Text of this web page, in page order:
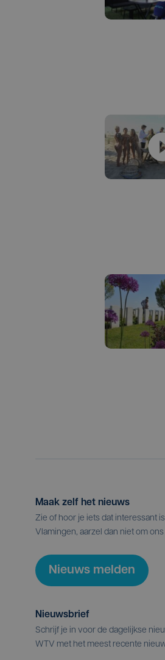
Maak zelf het nieuws
Zie of hoor je iets dat interessant
Vlamingen, aarzel dan niet om
Nieuws melden
Nieuwsbrief
Schrijf je in voor de dagelijkse
WTV met het meest recente